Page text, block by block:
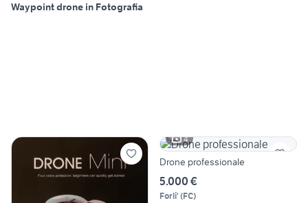
Waypoint drone in Fotografia
4
Drone professionale
5.000 €
Forli' (FC)